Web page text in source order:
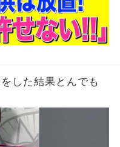
した結果とんでも